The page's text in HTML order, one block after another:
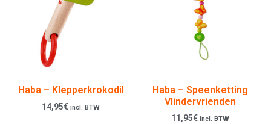
Haba – Klepperkrokodil
14,95€ incl. BTW
Haba – Speenketting
Vlindervrienden
11,95€ incl. BTW